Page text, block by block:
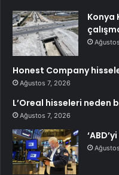
Konya
Honest Company
Ağustos 7, 2026
L’Oreal hisseleri neden
Ağustos 7, 2026